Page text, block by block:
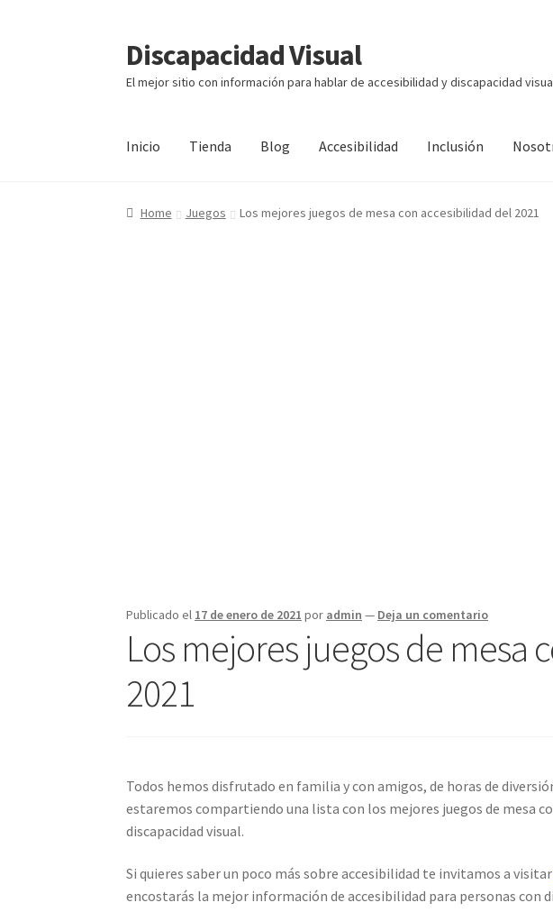
Ir
a
la
Ir
al
contenido
Discapacidad Visual
El mejor sitio con información para hablar de accesibilidad y discapacidad
Inicio Tienda Blog Accesibilidad Inclusión
Home Juegos Los mejores juegos de mesa con accesibilidad del 2021
Publicado el 17 de enero de 2021 por admin — Deja un comentario
Los mejores juegos de mesa
2021
Todos hemos disfrutado en familia y con amigos, de horas de
estaremos compartiendo una lista con los mejores juegos de mesa
discapacidad visual.
Si quieres saber un poco más sobre accesibilidad te invitamos a visitar
encostarás la mejor información de accesibilidad para personas con